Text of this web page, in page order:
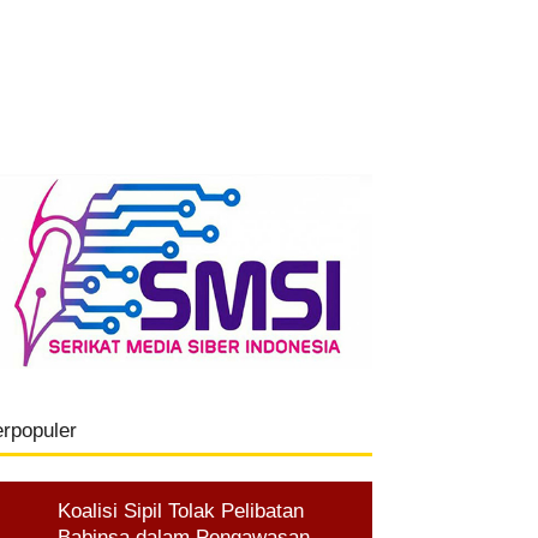
Koalisi Sipil Tolak Pelibatan